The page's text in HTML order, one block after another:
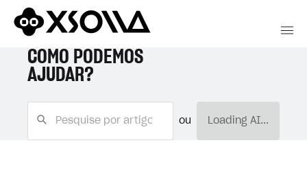
COMO PODEMOS
AJUDAR?
ou Loading AI...